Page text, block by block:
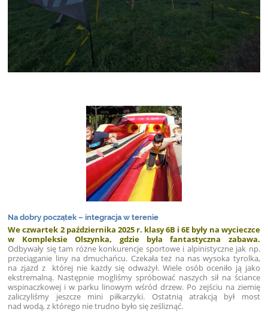
Na dobry początek – integracja w terenie
We czwartek 2 października 2025 r. klasy 6B i 6E były na wycieczce
w Kompleksie Olszynka, gdzie była fantastyczna zabawa.
Odbywały się tam różne konkurencje sportowe i alpinistyczne jak np.
przeciąganie liny na dmuchańcu. Czekała też na nas wysoka tyrolka,
na zjazd z której nie każdy się odważył. Wiele osób oceniło ją jako
ekstremalną. Następnie mogliśmy spróbować naszych sił na ściance
wspinaczkowej i w parku linowym wśród drzew. Po zejściu na ziemię
zaliczyliśmy jeszcze mini piłkarzyki. Ostatnią atrakcją był most
nad wodą, z którego nie trudno było się ześliznąć.